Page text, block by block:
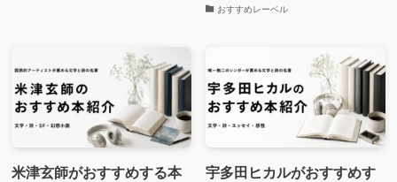
おすすめレーベル
米津玄師がおすすめする本
宇多田ヒカルがおすすめす